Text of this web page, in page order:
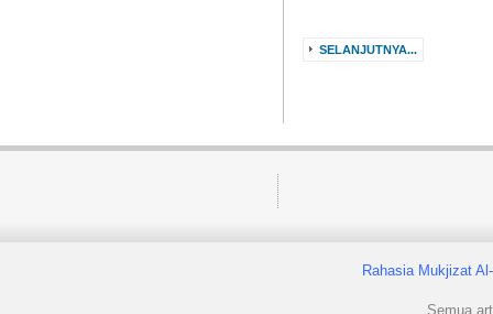
SELANJUTNYA...
Rahasia Mukjizat
Semua